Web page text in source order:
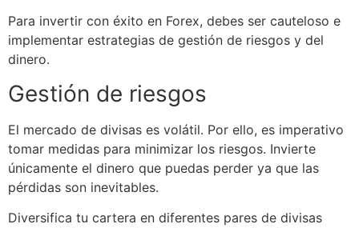
Para invertir con éxito en Forex, debes ser cauteloso e
implementar estrategias de gestión de riesgos y del
dinero.
Gestión de riesgos
El mercado de divisas es volátil. Por ello, es imperativo
tomar medidas para minimizar los riesgos. Invierte
únicamente el dinero que puedas perder ya que las
pérdidas son inevitables.
Diversifica tu cartera en diferentes pares de divisas